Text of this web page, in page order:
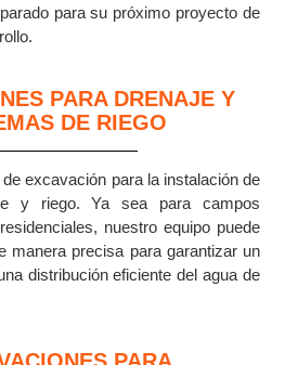
para su próximo proyecto de
PARA DRENAJE Y
DE RIEGO
excavación para la instalación de
y riego. Ya sea para campos
nuestro equipo puede
manera precisa para garantizar un
distribución eficiente del agua de